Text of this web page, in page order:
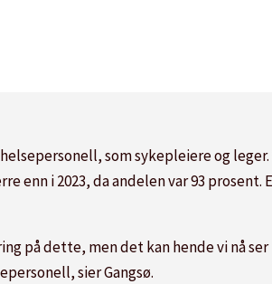
som sykepleiere og
i 2023, da andelen var 93 prosent.
på dette, men det kan hende vi nå
sier Gangsø.